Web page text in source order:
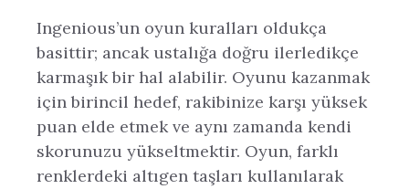
Ingenious’un oyun kuralları oldukça
basittir; ancak ustalığa doğru ilerledikçe
karmaşık bir hal alabilir. Oyunu kazanmak
için birincil hedef, rakibinize karşı yüksek
puan elde etmek ve aynı zamanda kendi
skorunuzu yükseltmektir. Oyun, farklı
renklerdeki altıgen taşları kullanılarak